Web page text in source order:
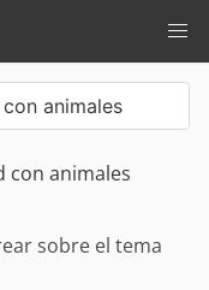
con animales
animales
sobre el tema